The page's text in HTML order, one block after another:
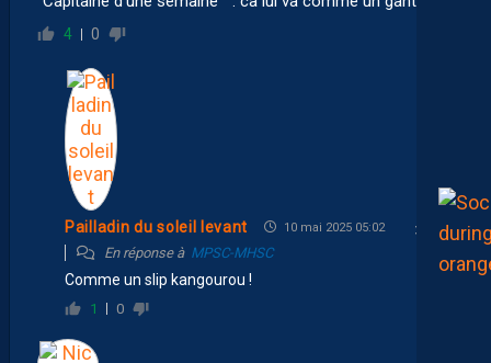
4 0
Pailladin du soleil levant 10 mai 2025 05:02
En réponse à MPSC-MHSC
Comme un slip kangourou !
1 0